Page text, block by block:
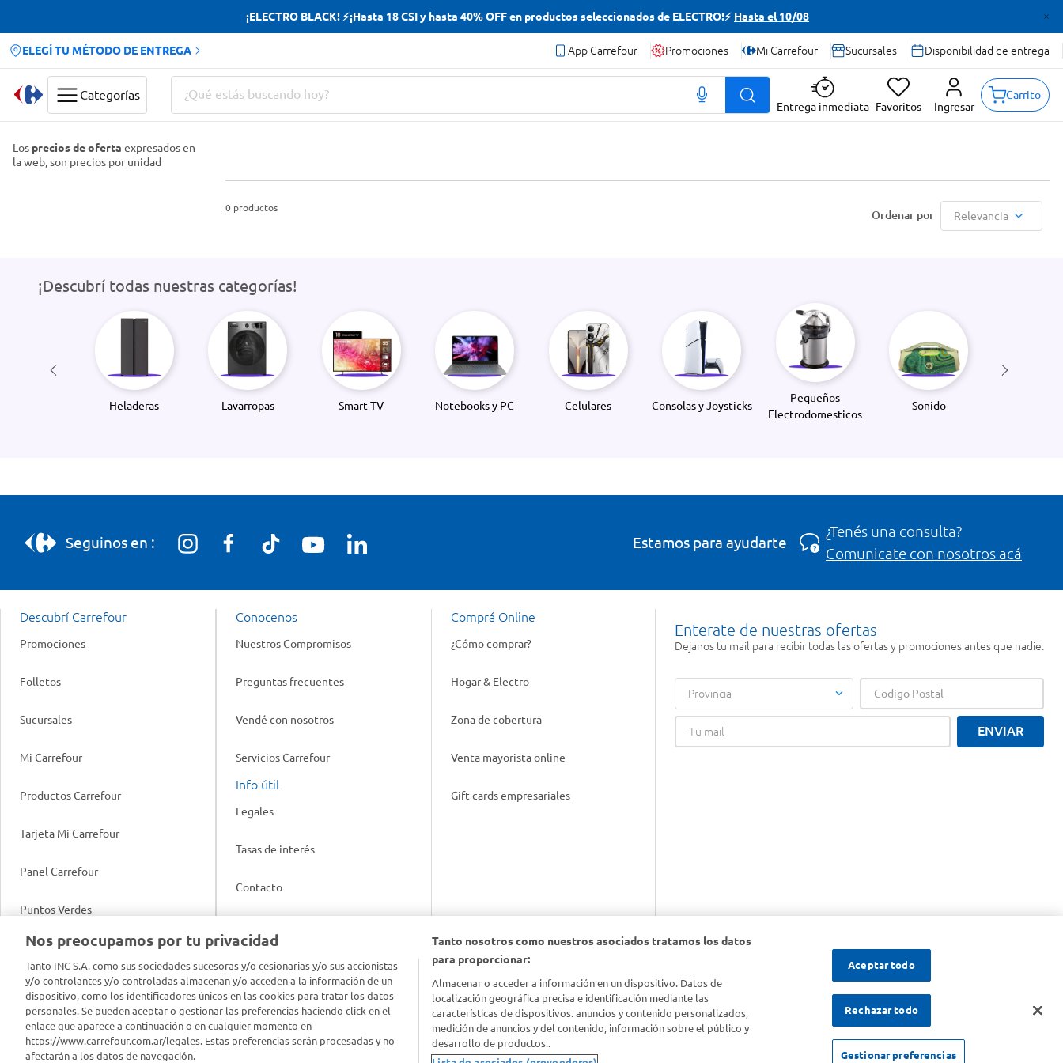
¡ELECTRO BLACK! ⚡¡Hasta 18 CSI y hasta 40% OFF en productos seleccionados de ELECTRO!⚡ Hasta el 10/08
ELEGÍ TU MÉTODO DE ENTREGA App Carrefour Promociones Mi Carrefour Sucursales Disponibilidad de entrega
Categorías
¿Qué estás buscando hoy?
Entrega inmediata Favoritos Ingresar
Carrito
Los precios de oferta expresados en
la web, son precios por unidad
0 productos
Relevancia
¡Descubrí todas nuestras categorías!
Heladeras Lavarropas Smart TV Notebooks y PC Celulares Consolas y Joysticks
Pequeños
Electrodomesticos
Sonido
Seguinos en : Estamos para ayudarte
¿Tenés una consulta?
Comunicate con nosotros acá
Descubrí Carrefour
Promociones
Folletos
Sucursales
Mi Carrefour
Productos Carrefour
Tarjeta Mi Carrefour
Panel Carrefour
Puntos Verdes
App Carrefour
Comprometidos Carrefour
Conocenos
Nuestros Compromisos
Preguntas frecuentes
Vendé con nosotros
Servicios Carrefour
Info útil
Legales
Tasas de interés
Contacto
Política de Bienestar Animal
Reporte de Sustentabilidad
Comprá Online
¿Cómo comprar?
Hogar & Electro
Zona de cobertura
Venta mayorista online
Gift cards empresariales
Enterate de nuestras ofertas
Dejanos tu mail para recibir todas las ofertas y promociones antes que nadie.
Provincia
ENVIAR
SOLICITUD DE ARREPENTIMIENTO
Nos preocupamos por tu privacidad
Tanto INC S.A. como sus sociedades sucesoras y/o cesionarias y/o sus accionistas
y/o controlantes y/o controladas almacenan y/o acceden a la información de un
dispositivo, como los identificadores únicos en las cookies para tratar los datos
personales. Se pueden aceptar o gestionar las preferencias haciendo click en el
enlace que aparece a continuación o en cualquier momento en
https://www.carrefour.com.ar/legales. Estas preferencias serán procesadas y no
afectarán a los datos de navegación.
Tanto nosotros como nuestros asociados tratamos los datos
para proporcionar:
Almacenar o acceder a información en un dispositivo. Datos de
localización geográfica precisa e identificación mediante las
características de dispositivos. anuncios y contenido personalizados,
medición de anuncios y del contenido, información sobre el público y
desarrollo de productos..
Aceptar todo
Rechazar todo
Gestionar preferencias
Términos más buscados
Yerba